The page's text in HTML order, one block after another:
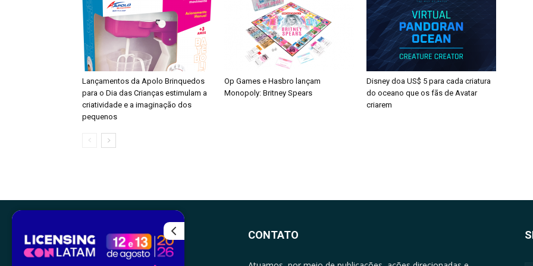
Lançamentos da Apolo Brinquedos
para o Dia das Crianças estimulam a
criatividade e a imaginação dos
pequenos
Op Games e Hasbro lançam
Monopoly: Britney Spears
Disney doa US$ 5 para cada criatura
do oceano que os fãs de Avatar
criarem
CONTATO